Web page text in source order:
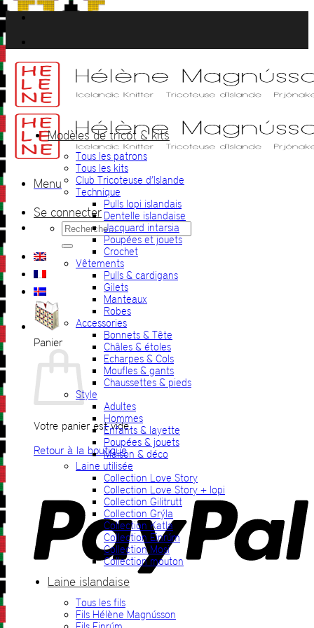
Passer
au
contenu
Menu
Se connecter
Recherche
pour :
Panier
Votre panier est vide.
Retour à la boutique
Modèles de tricot & kits
Tous les patrons
Tous les kits
Club Tricoteuse d’Islande
Technique
Pulls lopi islandais
Dentelle islandaise
Jacquard intarsia
Poupées et jouets
Crochet
Vêtements
Pulls & cardigans
Gilets
Manteaux
Robes
Accessories
Bonnets & Tête
Châles & étoles
Echarpes & Cols
Moufles & gants
Chaussettes & pieds
Style
Adultes
Hommes
Enfants & layette
Poupées & jouets
Maison & déco
Laine utilisée
Collection Love Story
Collection Love Story + lopi
Collection Gilitrutt
Collection Grýla
Collection Katla
Collection Einrúm
Collection Mosi
Collection mouton
Laine islandaise
Tous les fils
Fils Hélène Magnússon